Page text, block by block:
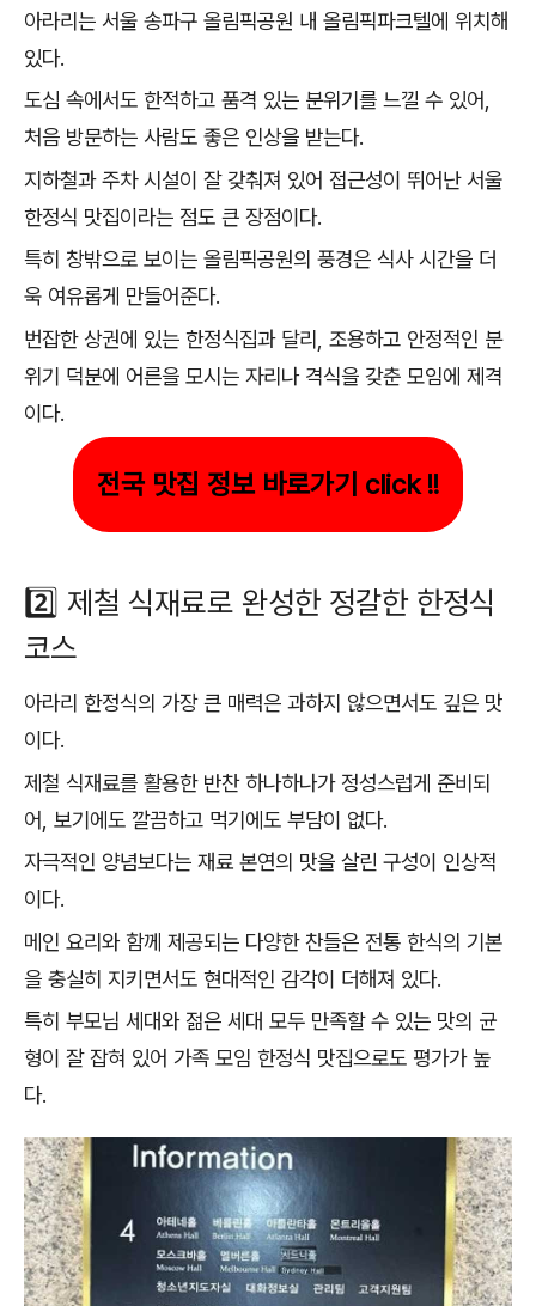
아라리는 서울 송파구 올림픽공원 내 올림픽파크텔에 위치해
있다.
도심 속에서도 한적하고 품격 있는 분위기를 느낄 수 있어,
처음 방문하는 사람도 좋은 인상을 받는다.
지하철과 주차 시설이 잘 갖춰져 있어 접근성이 뛰어난 서울
한정식 맛집이라는 점도 큰 장점이다.
특히 창밖으로 보이는 올림픽공원의 풍경은 식사 시간을 더
욱 여유롭게 만들어준다.
번잡한 상권에 있는 한정식집과 달리, 조용하고 안정적인 분
위기 덕분에 어른을 모시는 자리나 격식을 갖춘 모임에 제격
이다.
전국 맛집 정보 바로가기 click !!
2️⃣ 제철 식재료로 완성한 정갈한 한정식
코스
아라리 한정식의 가장 큰 매력은 과하지 않으면서도 깊은 맛
이다.
제철 식재료를 활용한 반찬 하나하나가 정성스럽게 준비되
어, 보기에도 깔끔하고 먹기에도 부담이 없다.
자극적인 양념보다는 재료 본연의 맛을 살린 구성이 인상적
이다.
메인 요리와 함께 제공되는 다양한 찬들은 전통 한식의 기본
을 충실히 지키면서도 현대적인 감각이 더해져 있다.
특히 부모님 세대와 젊은 세대 모두 만족할 수 있는 맛의 균
형이 잘 잡혀 있어 가족 모임 한정식 맛집으로도 평가가 높
다.